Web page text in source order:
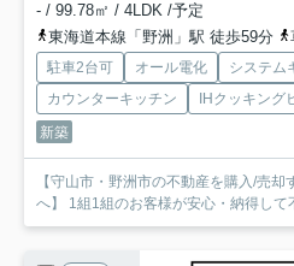
- / 99.78㎡ / 4LDK /予定
東海道本線「野洲」駅 徒歩59分
駐車2台可 オール電化
システム
カウンターキッチン
IHクッキング
新築
【守山市・野洲市の不動産を購入/売
へ】 1組1組のお客様が安心・納得して